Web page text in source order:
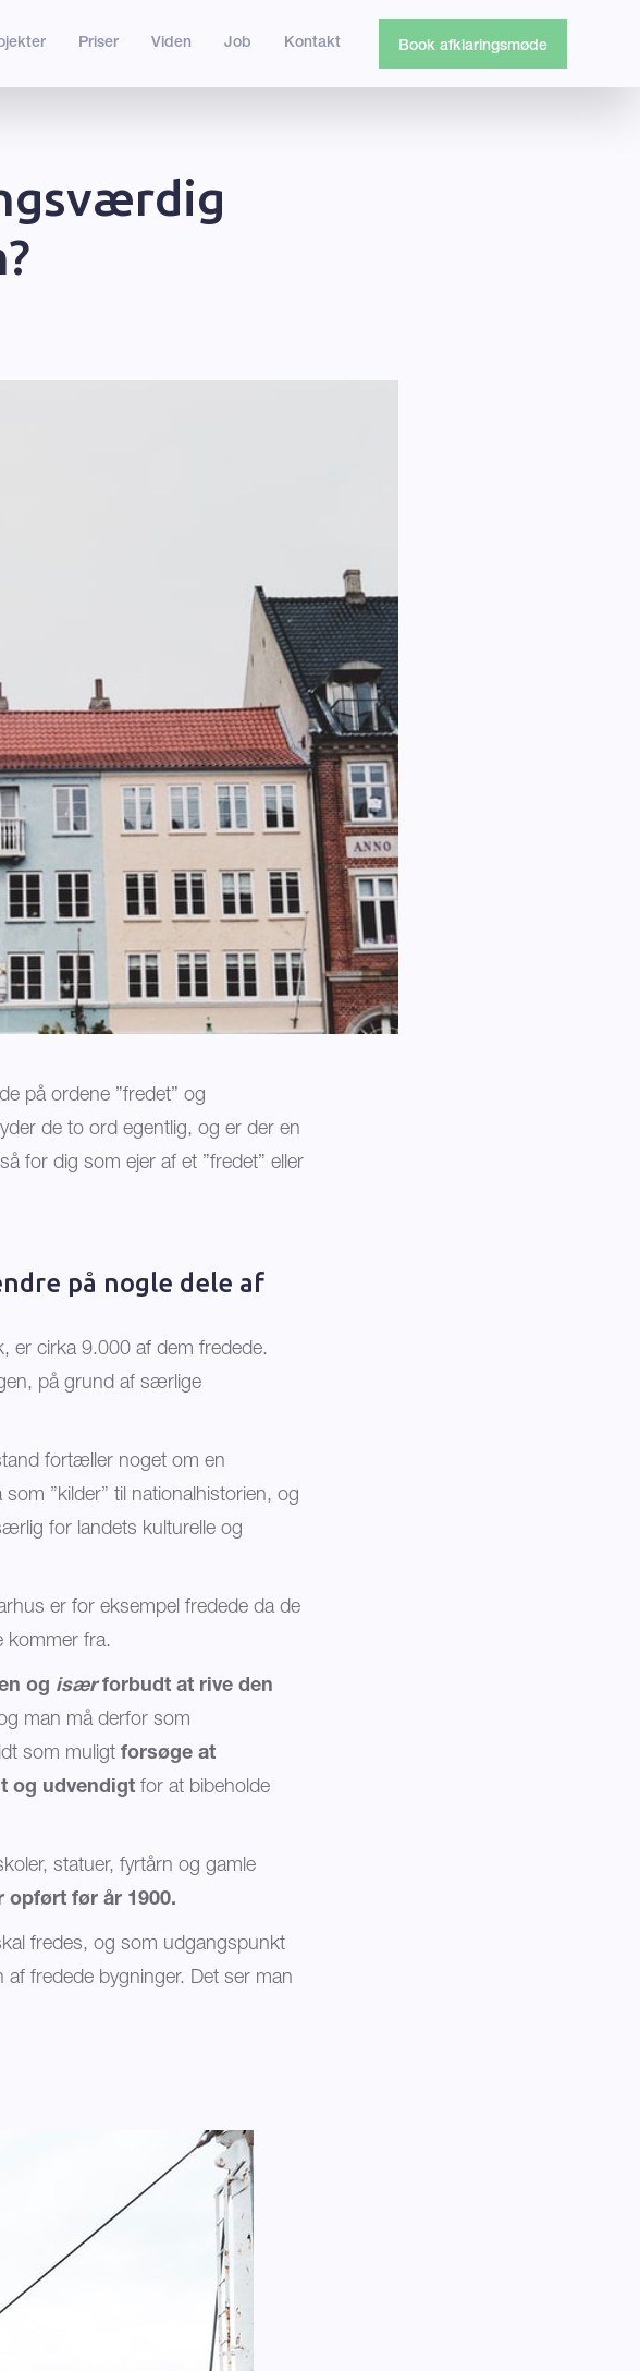
Priser Viden Job Kontakt Book afklaringsmøde
på ordene ”fredet” og
de to ord egentlig, og er der en
for dig som ejer af et ”fredet” eller
på nogle dele af
er cirka 9.000 af dem fredede.
på grund af særlige
fortæller noget om en
”kilder” til nationalhistorien, og
for landets kulturelle og
er for eksempel fredede da de
kommer fra.
og isærforbudt at rive den
man må derfor som
som muligt forsøge at
og udvendigt for at bibeholde
statuer, fyrtårn og gamle
opført før år 1900.
fredes, og som udgangspunkt
fredede bygninger. Det ser man